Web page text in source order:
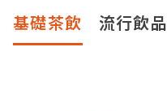
基礎茶飲 流行飲品